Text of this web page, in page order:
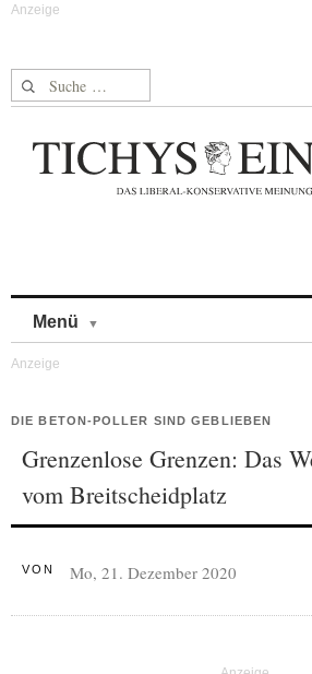
Suche nach:
Menü
DIE BETON-POLLER SIND GEBLIEBEN
Grenzenlose Grenzen: Das
vom Breitscheidplatz
VON Mo, 21. Dezember 2020